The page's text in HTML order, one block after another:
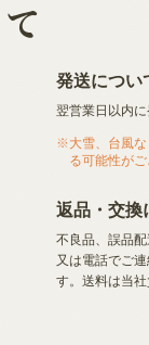
発送につい
翌営業日以内
大雪、台風
る可能性が
返品・交換
不良品、誤品
又は電話でご
す。送料は当